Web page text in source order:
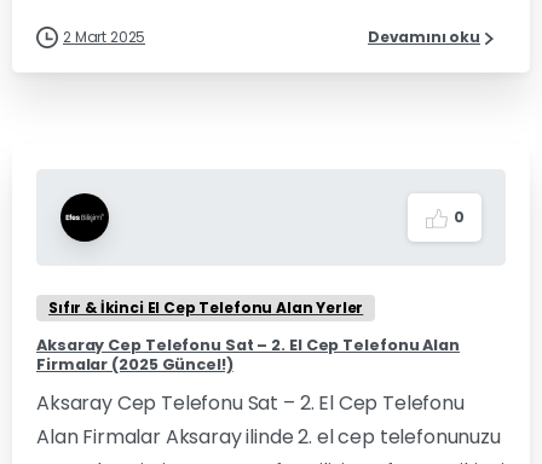
2 Mart 2025 Devamını oku
0
Sıfır & İkinci El Cep Telefonu Alan Yerler
Aksaray Cep Telefonu Sat – 2. El Cep Telefonu Alan
Firmalar (2025 Güncel!)
Aksaray Cep Telefonu Sat – 2. El Cep Telefonu
Alan Firmalar Aksaray ilinde 2. el cep telefonunuzu